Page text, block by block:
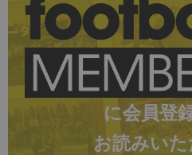
に会員登
お読みい